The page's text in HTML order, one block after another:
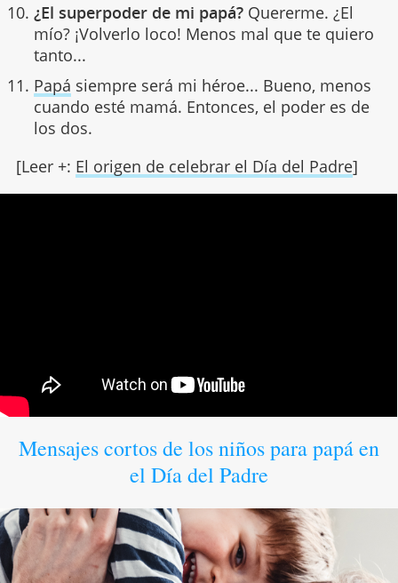
¿El superpoder de mi papá?Quererme. ¿El
mío? ¡Volverlo loco! Menos mal que te quiero
tanto...
Papá siempre será mi héroe... Bueno, menos
cuando esté mamá. Entonces, el poder es de
los dos.
[Leer +: El origen de celebrar el Día del Padre]
Mensajes cortos de los niños para papá en
el Día del Padre